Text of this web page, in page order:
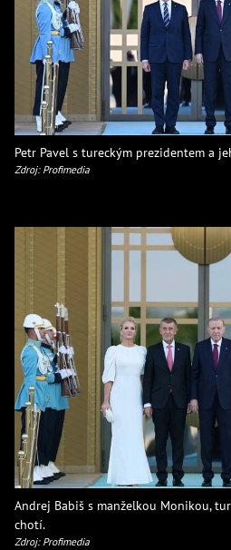
Petr Pavel s tureckým prezidentem a
Zdroj: Profimedia
Andrej Babiš s manželkou Monikou,
chotí.
Zdroj: Profimedia